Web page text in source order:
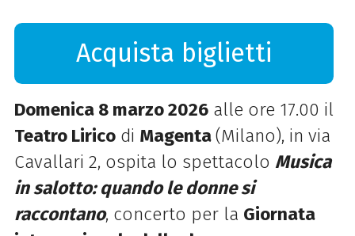
Acquista biglietti
Domenica 8 marzo 2026alle ore 17.00 il
Teatro Liricodi Magenta(Milano), in via
Cavallari 2, ospita lo spettacolo Musica
in salotto: quando le donne si
raccontano, concerto per la Giornata